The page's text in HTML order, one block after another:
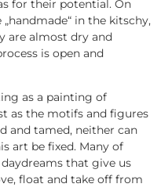
for their potential. On
in the kitschy,
are almost dry and
is open and
as a painting of
as the motifs and figures
and tamed, neither can
art be fixed. Many of
that give us
float and take off from